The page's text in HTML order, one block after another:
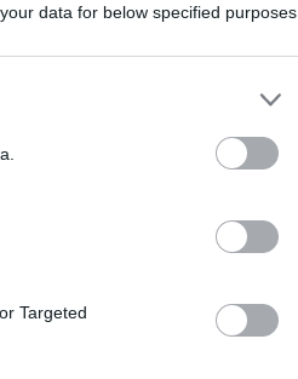
data for below specified purposes
Targeted